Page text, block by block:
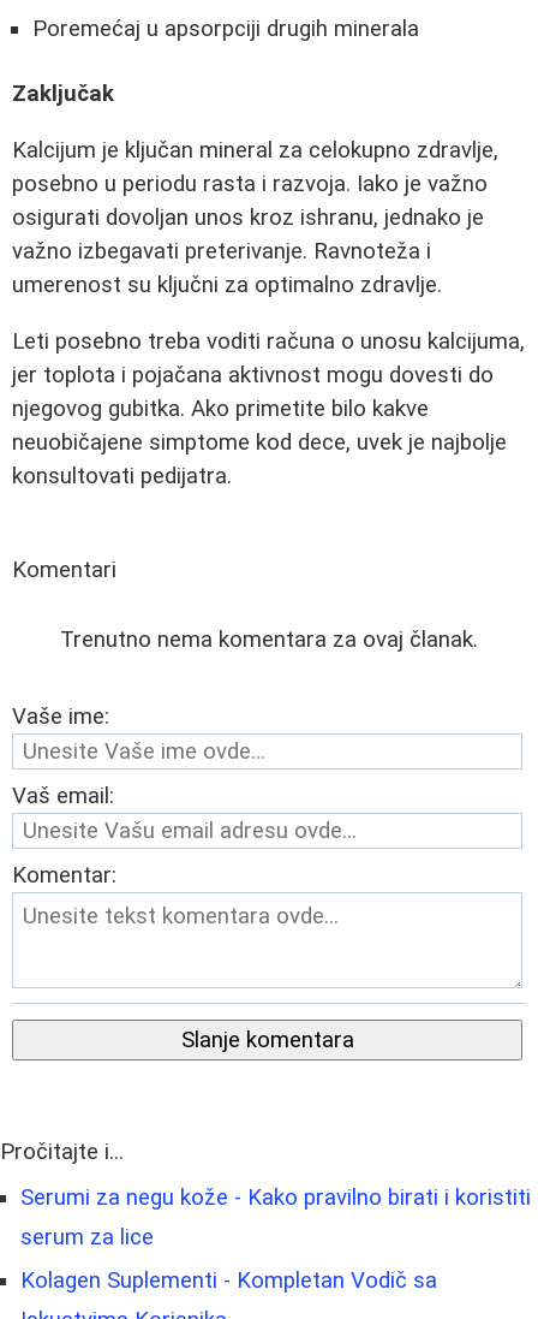
Poremećaj u apsorpciji drugih minerala
Zaključak
Kalcijum je ključan mineral za celokupno zdravlje,
posebno u periodu rasta i razvoja. Iako je važno
osigurati dovoljan unos kroz ishranu, jednako je
važno izbegavati preterivanje. Ravnoteža i
umerenost su ključni za optimalno zdravlje.
Leti posebno treba voditi računa o unosu kalcijuma,
jer toplota i pojačana aktivnost mogu dovesti do
njegovog gubitka. Ako primetite bilo kakve
neuobičajene simptome kod dece, uvek je najbolje
konsultovati pedijatra.
Komentari
Trenutno nema komentara za ovaj članak.
Vaše ime:
Vaš email:
Komentar:
Slanje komentara
Pročitajte i...
Serumi za negu kože - Kako pravilno birati i koristiti
serum za lice
Kolagen Suplementi - Kompletan Vodič sa